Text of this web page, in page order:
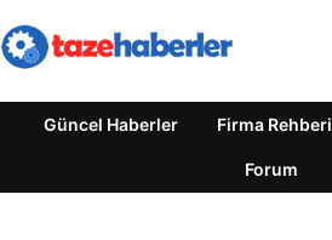
Güncel Haberler Firma Rehberi
Forum